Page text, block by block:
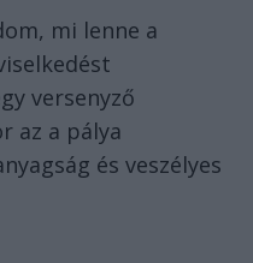
mi lenne a
versenyző
az a pálya
és veszélyes